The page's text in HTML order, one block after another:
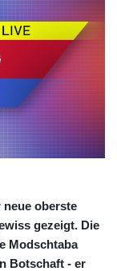
neue oberste
gezeigt. Die
Modschtaba
Botschaft - er